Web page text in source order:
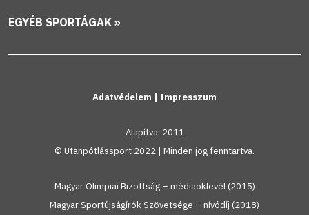
EGYÉB SPORTÁGAK »
Adatvédelem | Impresszum
Alapítva: 2011
© Utanpótlássport 2022 | Minden jog fenntartva.
Magyar Olimpiai Bizottság – médiaoklevél (2015)
Magyar Sportújságírók Szövetsége – nívódíj (2018)